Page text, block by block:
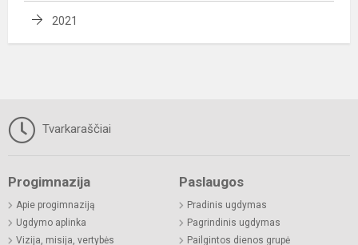
2021
Tvarkaraščiai
Progimnazija
Apie progimnaziją
Ugdymo aplinka
Vizija, misija, vertybės
Paslaugos
Pradinis ugdymas
Pagrindinis ugdymas
Pailgintos dienos grupė